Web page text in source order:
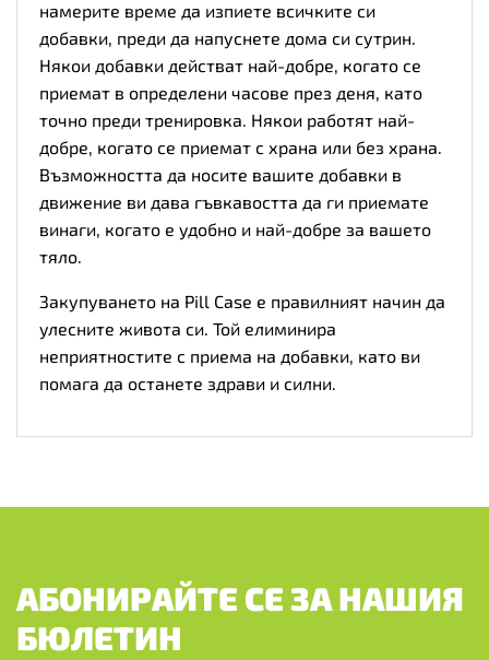
намерите време да изпиете всичките си
добавки, преди да напуснете дома си сутрин.
Някои добавки действат най-добре, когато се
приемат в определени часове през деня, като
точно преди тренировка. Някои работят най-
добре, когато се приемат с храна или без храна.
Възможността да носите вашите добавки в
движение ви дава гъвкавостта да ги приемате
винаги, когато е удобно и най-добре за вашето
тяло.
Закупуването на Pill Case е правилният начин да
улесните живота си. Той елиминира
неприятностите с приема на добавки, като ви
помага да останете здрави и силни.
АБОНИРАЙТЕ СЕ ЗА НАШИЯ
БЮЛЕТИН